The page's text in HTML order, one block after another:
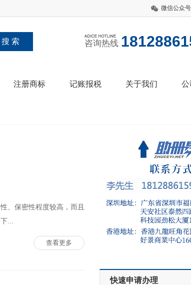
微信公众号
咨询热线
注册商标 记账报税 关于我们 公
、保密性程度较高，而且
...
查看更多
快速申请办理